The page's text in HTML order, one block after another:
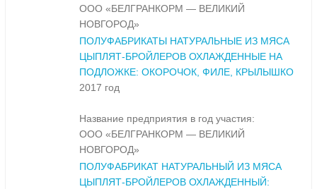
ООО «БЕЛГРАНКОРМ — ВЕЛИКИЙ
НОВГОРОД»
ПОЛУФАБРИКАТЫ НАТУРАЛЬНЫЕ ИЗ МЯСА
ЦЫПЛЯТ-БРОЙЛЕРОВ ОХЛАЖДЕННЫЕ НА
ПОДЛОЖКЕ: ОКОРОЧОК, ФИЛЕ, КРЫЛЫШКО
2017 год
Название предприятия в год участия:
ООО «БЕЛГРАНКОРМ — ВЕЛИКИЙ
НОВГОРОД»
ПОЛУФАБРИКАТ НАТУРАЛЬНЫЙ ИЗ МЯСА
ЦЫПЛЯТ-БРОЙЛЕРОВ ОХЛАЖДЕННЫЙ: